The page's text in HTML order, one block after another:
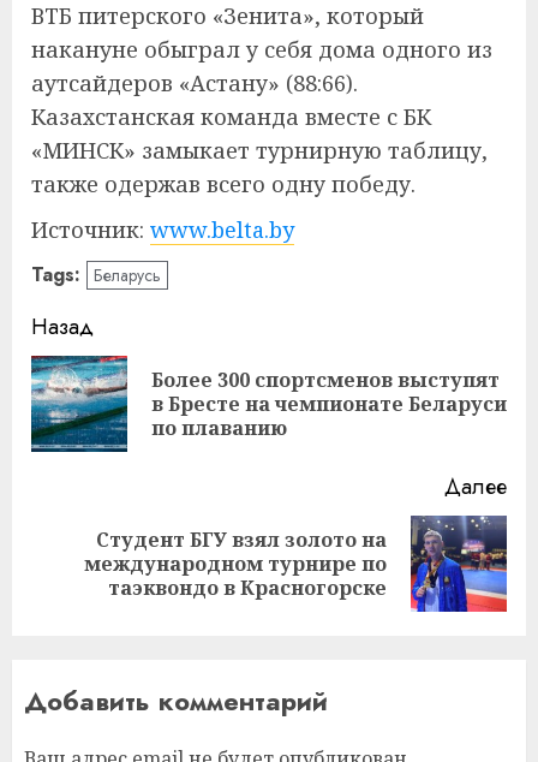
ВТБ питерского «Зенита», который
накануне обыграл у себя дома одного из
аутсайдеров «Астану» (88:66).
Казахстанская команда вместе с БК
«МИНСК» замыкает турнирную таблицу,
также одержав всего одну победу.
Источник: www.belta.by
Tags: Беларусь
Навигация
записи
Назад
Более 300 спортсменов выступят
в Бресте на чемпионате Беларуси
по плаванию
Далее
Следующая
Студент БГУ взял золото на
международном турнире по
таэквондо в Красногорске
Добавить комментарий